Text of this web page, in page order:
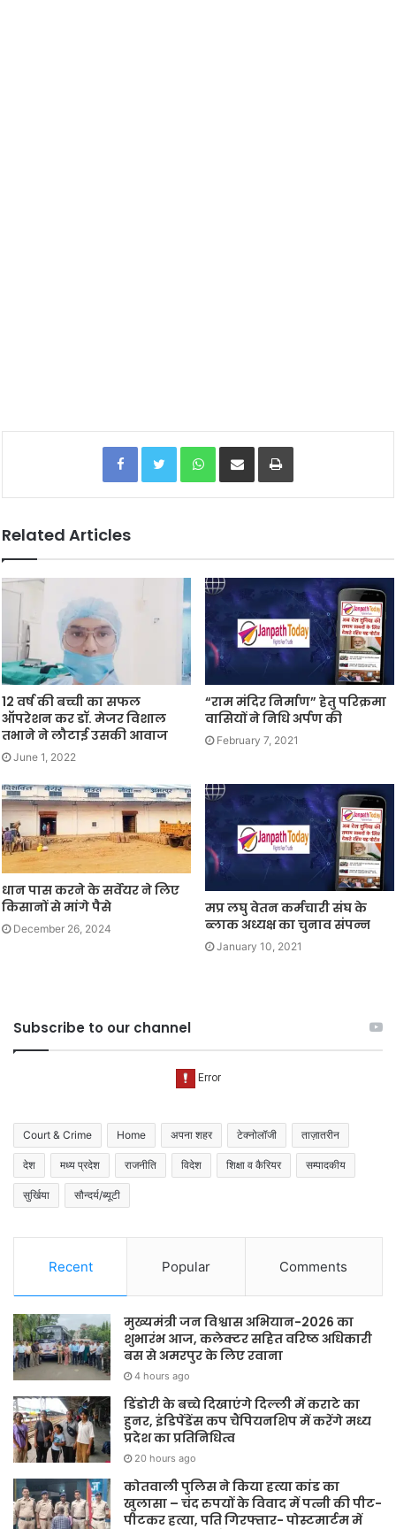
Facebook Twitter WhatsApp
Related Articles
12 वर्ष की बच्ची का सफल
ऑपरेशन कर डॉ. मेजर विशाल
तभाने ने लौटाई उसकी आवाज
June 1, 2022
“राम मंदिर निर्माण” हेतु परिक्रमा
वासियों ने निधि अर्पण की
February 7, 2021
धान पास करने के सर्वेयर ने लिए
किसानों से मांगे पैसे
December 26, 2024
मप्र लघु वेतन कर्मचारी संघ के
ब्लाक अध्यक्ष का चुनाव संपन्न
January 10, 2021
Subscribe to our channel
Court & Crime Home अपना शहर टेक्नोलॉजी ताज़ातरीन
देश मध्य प्रदेश राजनीति विदेश शिक्षा व कैरियर सम्पादकीय
सुर्खिया सौन्दर्य/ब्यूटी
Recent Popular Comments
मुख्यमंत्री जन विश्वास अभियान-2026 का
शुभारंभ आज, कलेक्टर सहित वरिष्ठ अधिकारी
बस से अमरपुर के लिए रवाना
4 hours ago
डिंडोरी के बच्चे दिखाएंगे दिल्ली में कराटे का
हुनर, इंडिपेंडेंस कप चैंपियनशिप में करेंगे मध्य
प्रदेश का प्रतिनिधित्व
20 hours ago
कोतवाली पुलिस ने किया हत्या कांड का
खुलासा – चंद रुपयों के विवाद में पत्नी की पीट-
पीटकर हत्या, पति गिरफ्तार- पोस्टमार्टम में